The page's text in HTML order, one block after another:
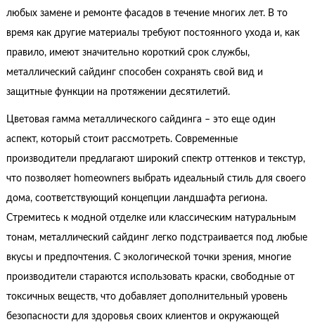
любых замене и ремонте фасадов в течение многих лет. В то
время как другие материалы требуют постоянного ухода и, как
правило, имеют значительно короткий срок службы,
металлический сайдинг способен сохранять свой вид и
защитные функции на протяжении десятилетий.
Цветовая гамма металлического сайдинга – это еще один
аспект, который стоит рассмотреть. Современные
производители предлагают широкий спектр оттенков и текстур,
что позволяет homeowners выбрать идеальный стиль для своего
дома, соответствующий концепции ландшафта региона.
Стремитесь к модной отделке или классическим натуральным
тонам, металлический сайдинг легко подстраивается под любые
вкусы и предпочтения. С экологической точки зрения, многие
производители стараются использовать краски, свободные от
токсичных веществ, что добавляет дополнительный уровень
безопасности для здоровья своих клиентов и окружающей